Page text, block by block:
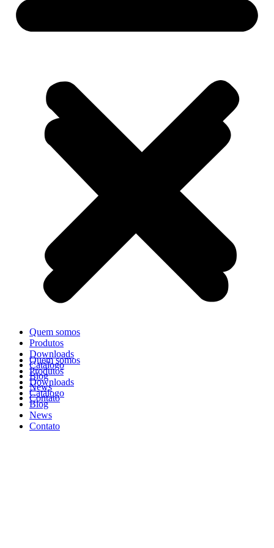
Quem somos
Produtos
Downloads
Catálogo
Blog
News
Contato
Quem somos
Produtos
Downloads
Catálogo
Blog
News
Contato